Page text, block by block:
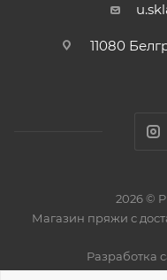
11080
2026 ©
Магазин пряжи с
Разработка